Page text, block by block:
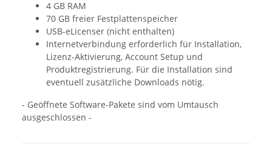
4 GB RAM
70 GB freier Festplattenspeicher
USB-eLicenser (nicht enthalten)
Internetverbindung erforderlich für Installation,
Lizenz-Aktivierung, Account Setup und
Produktregistrierung. Für die Installation sind
eventuell zusätzliche Downloads nötig.
- Geöffnete Software-Pakete sind vom Umtausch
ausgeschlossen -